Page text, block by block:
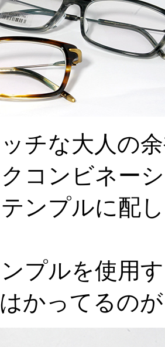
チな大人の
コンビネー
ンプルに配
プルを使用
かってるの